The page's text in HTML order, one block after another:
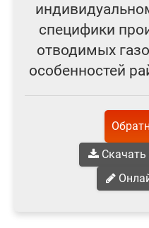
специфики
отводимых
особенностей